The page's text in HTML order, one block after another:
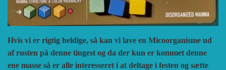
Hvis vi er rigtig heldige, så kan vi lave en Micoorganisme ud
af rusten på denne tingest og da der kun er kommet denne
ene masse så er alle interesseret i at deltage i festen og sætte